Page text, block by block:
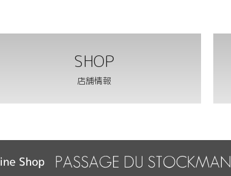
SHOP
店舗情報